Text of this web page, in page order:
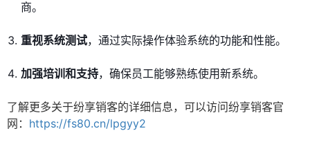
商。
重视系统测试，通过实际操作体验系统的功能和性能。
加强培训和支持，确保员工能够熟练使用新系统。
了解更多关于纷享销客的详细信息，可以访问纷享销客官
网： https://fs80.cn/lpgyy2